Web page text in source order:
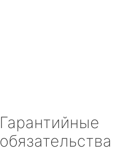
Гарантийные
обязательства